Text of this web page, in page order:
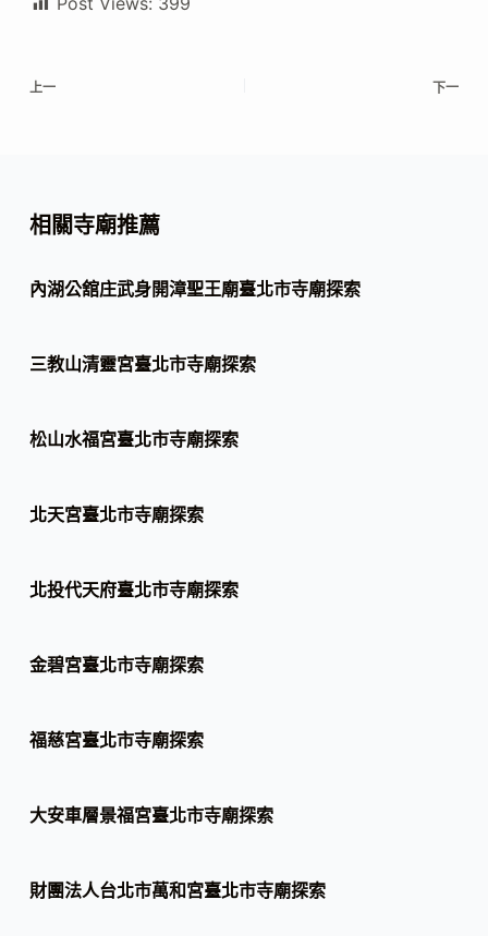
上一 下一
相關寺廟推薦
內湖公舘庄武身開漳聖王廟臺北市寺廟探索
三教山清靈宮臺北市寺廟探索
松山水福宮臺北市寺廟探索
北天宮臺北市寺廟探索
北投代天府臺北市寺廟探索
金碧宮臺北市寺廟探索
福慈宮臺北市寺廟探索
大安車層景福宮臺北市寺廟探索
財團法人台北市萬和宮臺北市寺廟探索